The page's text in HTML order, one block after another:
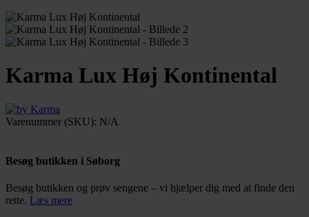
Karma Lux Høj Kontinental
Varenummer (SKU): N/A
Besøg butikken i Søborg
Besøg butikken og prøv sengene – vi hjælper dig med at finde den
rette. Læs mere